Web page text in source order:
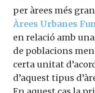
per àrees més
Àrees Urbanes
en relació amb
de poblacions
certa unitat
d’aquest tipus